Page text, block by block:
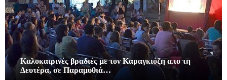
Καλοκαιρινές βραδιές με τον Καραγκιόζη απο τη
Δευτέρα, σε Παραμυθιά…